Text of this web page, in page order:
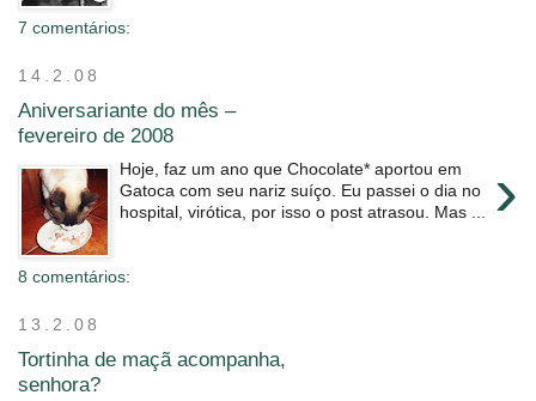
7 comentários:
14.2.08
Aniversariante do mês –
fevereiro de 2008
›
Hoje, faz um ano que Chocolate* aportou em
Gatoca com seu nariz suíço. Eu passei o dia no
hospital, virótica, por isso o post atrasou. Mas ...
8 comentários:
13.2.08
Tortinha de maçã acompanha,
senhora?